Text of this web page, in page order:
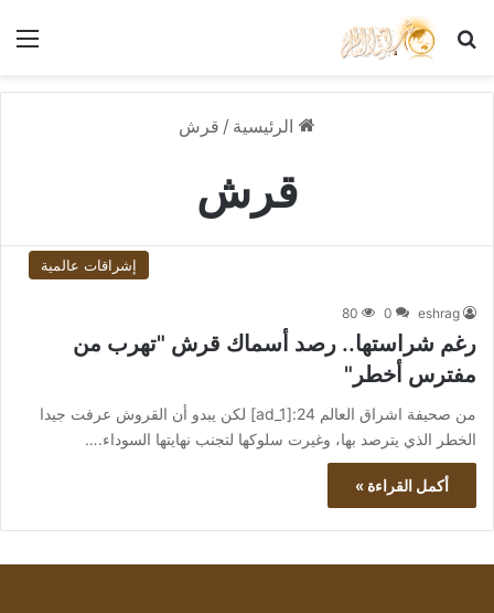
بحث عن
الرئيسية / قرش
قرش
إشراقات عالمية
eshrag
0
80
رغم شراستها.. رصد أسماك قرش "تهرب من
مفترس أخطر"
من صحيفة اشراق العالم 24:[ad_1] لكن يبدو أن القروش عرفت جيدا
الخطر الذي يترصد بها، وغيرت سلوكها لتجنب نهايتها السوداء.…
أكمل القراءة »